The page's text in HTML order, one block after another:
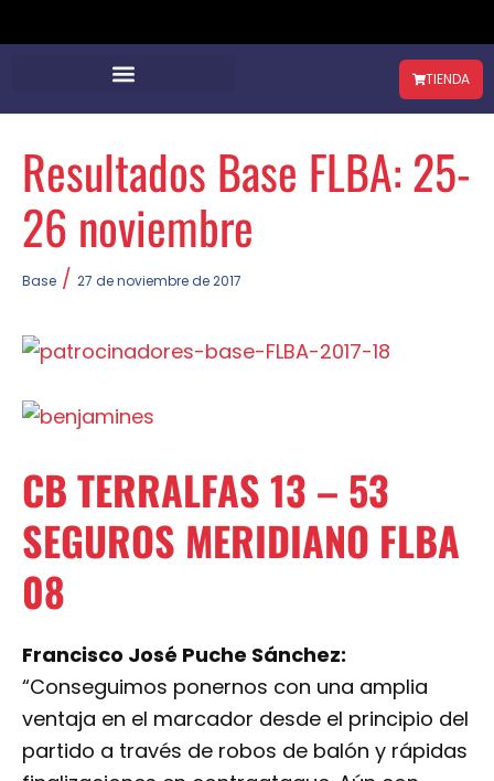
TIENDA
Resultados Base FLBA: 25-
26 noviembre
Base / 27 de noviembre de 2017
CB TERRALFAS 13 – 53
SEGUROS MERIDIANO FLBA
08
Francisco José Puche Sánchez:
“Conseguimos ponernos con una amplia
ventaja en el marcador desde el principio del
partido a través de robos de balón y rápidas